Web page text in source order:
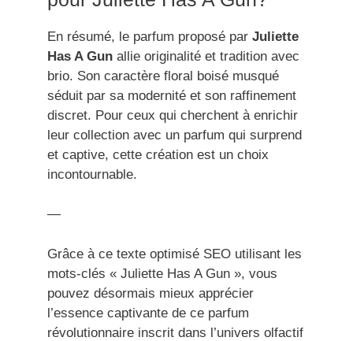
En résumé, le parfum proposé par Juliette
Has A Gun allie originalité et tradition avec
brio. Son caractère floral boisé musqué
séduit par sa modernité et son raffinement
discret. Pour ceux qui cherchent à enrichir
leur collection avec un parfum qui surprend
et captive, cette création est un choix
incontournable.
—
Grâce à ce texte optimisé SEO utilisant les
mots-clés « Juliette Has A Gun », vous
pouvez désormais mieux apprécier
l’essence captivante de ce parfum
révolutionnaire inscrit dans l’univers olfactif